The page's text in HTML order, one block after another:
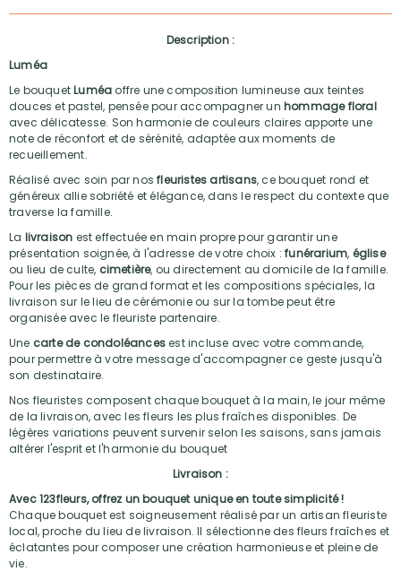
Description :
Luméa
Le bouquetLuméa offre une composition lumineuse aux teintes
douces et pastel, pensée pour accompagner un hommage floral
avec délicatesse. Son harmonie de couleurs claires apporte une
note de réconfort et de sérénité, adaptée aux moments de
recueillement.
Réalisé avec soin par nosfleuristes artisans, ce bouquet rond et
généreux allie sobriété et élégance, dans le respect du contexte que
traverse la famille.
La livraison est effectuée en main propre pour garantir une
présentation soignée, à l'adresse de votre choix :funérarium, église
ou lieu de culte, cimetière, ou directement au domicile de la famille.
Pour les pièces de grand format et les compositions spéciales, la
livraison sur le lieu de cérémonie ou sur la tombe peut être
organisée avec le fleuriste partenaire.
Une carte de condoléancesest incluse avec votre commande,
pour permettre à votre message d'accompagner ce geste jusqu'à
son destinataire.
Nos fleuristes composent chaque bouquet à la main, le jour même
de la livraison, avec les fleurs les plus fraîches disponibles. De
légères variations peuvent survenir selon les saisons, sans jamais
altérer l'esprit et l'harmonie du bouquet
Livraison :
Avec 123fleurs, offrez un bouquet unique en toute simplicité !
Chaque bouquet est soigneusement réalisé par un artisan fleuriste
local, proche du lieu de livraison. Il sélectionne des fleurs fraîches et
éclatantes pour composer une création harmonieuse et pleine de
vie.